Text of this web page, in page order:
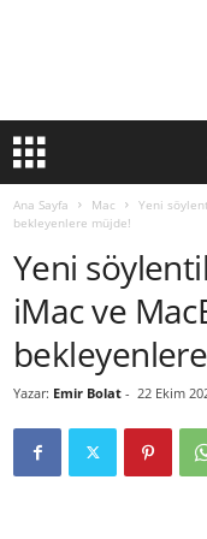
Ana Sayfa Mac
Yeni
bekleyenlere müjde!
Yeni
iMac ve
Yazar: Emir Bolat - 22 Ekim